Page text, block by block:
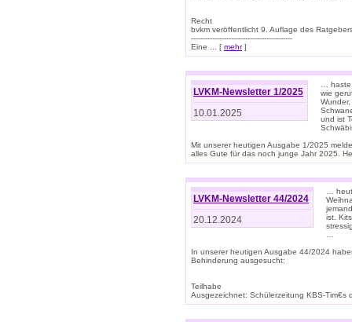
Recht
bvkm veröffentlicht 9. Auflage des
-------------------------------------------
Eine ... [ mehr]
LVKM-Newsletter 1/2025
10.01.2025
…
wie
und ist
Mit unserer heutigen Ausgabe 1/2025
alles Gute für das noch junge Jahr 2025.
LVKM-Newsletter 44/2024
20.12.2024
…
ist.
In unserer heutigen Ausgabe 44/2024
Behinderung ausgesucht:
Teilhabe
Ausgezeichnet: Schülerzeitung KBS-Tim€s